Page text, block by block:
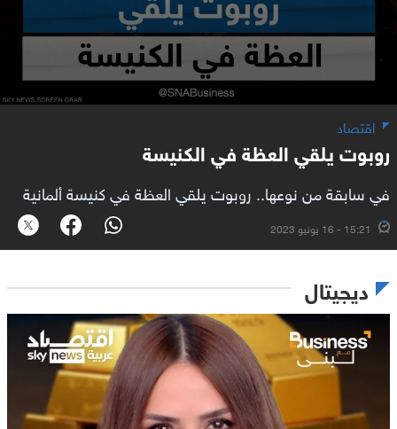
اقتصاد
روبوت يلقي العظة في الكنيسة
في سابقة من نوعها.. روبوت يلقي العظة في كنيسة ألمانية
15:21 - 16 يونيو 2023
ديجيتال